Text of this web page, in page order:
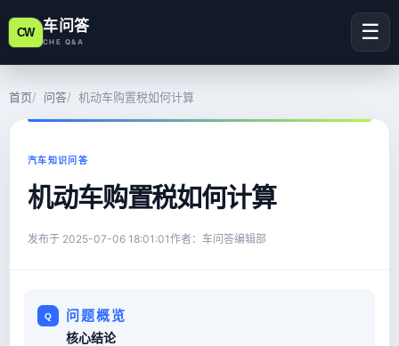
CW 车问答
CHE Q&A ☰
首页 问答 机动车购置税如何计算
汽车知识问答
机动车购置税如何计算
发布于 2025-07-06 18:01:01作者：车问答编辑部
问题概览
核心结论